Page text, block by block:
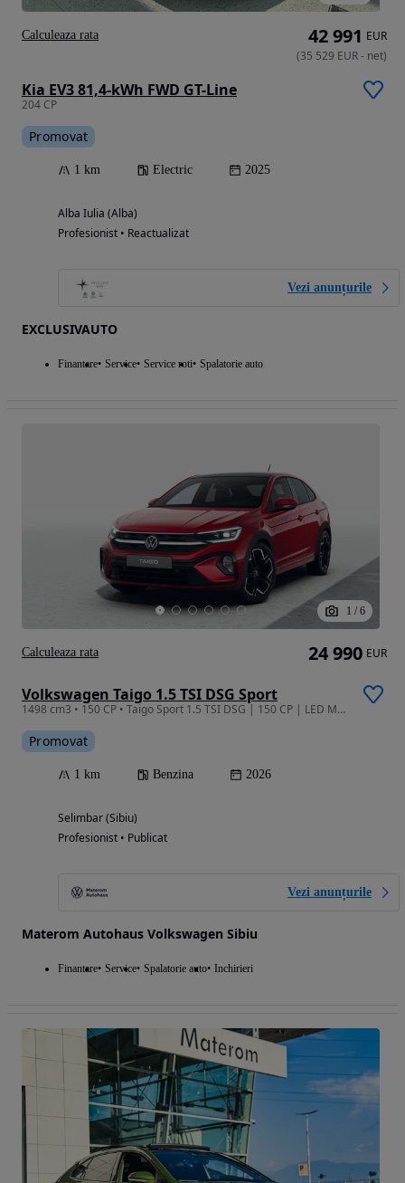
Kia EV3 81,4-kWh FWD GT-Line
204 CP
Promovat
1 km Electric 2025
Alba Iulia (Alba)
Profesionist • Reactualizat
Vezi anunțurile
EXCLUSIVAUTO
Finantare Service Service roti Spalatorie auto
42 991 EUR
(35 529 EUR- net)
Calculeaza rata
1 / 6
Volkswagen Taigo 1.5 TSI DSG Sport
1498 cm3 • 150 CP • Taigo Sport 1.5 TSI DSG | 150 CP | LED Matrix | Trapă Panoramică
Promovat
1 km Benzina 2026
Selimbar (Sibiu)
Profesionist • Publicat
Vezi anunțurile
Materom Autohaus Volkswagen Sibiu
Finantare Service Spalatorie auto Inchirieri
24 990 EUR
Calculeaza rata